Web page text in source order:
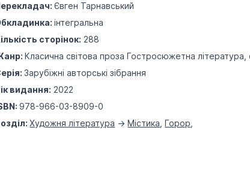
Євген Тарнавський
інтегральна
сторінок: 288
Класична світова проза Гостросюжетна література,
Зарубіжні авторські зібрання
видання: 2022
978-966-03-8909-0
Художня література ->Містика ,Горор